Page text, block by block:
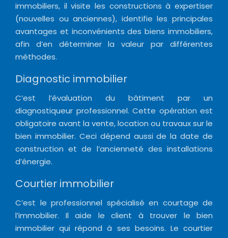
immobiliers, il visite les constructions à expertiser
(nouvelles ou anciennes), identifie les principales
avantages et inconvénients des biens immobiliers,
afin d’en déterminer la valeur par différentes
méthodes.
Diagnostic immobilier
C’est l’évaluation du bâtiment par un
diagnostiqueur professionnel. Cette opération est
obligatoire avant la vente, location ou travaux sur le
bien immobilier. Ceci dépend aussi de la date de
construction et de l’ancienneté des installations
d’énergie.
Courtier immobilier
C’est le professionnel spécialisé en courtage de
l’immobilier. Il aide le client à trouver le bien
immobilier qui répond à ses besoins. Le courtier